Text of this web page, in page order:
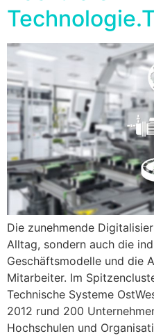
Die zunehmende
Alltag, sondern auch die
Geschäftsmodelle und die
Mitarbeiter. Im
Technische Systeme
2012 rund 200
Hochschulen und